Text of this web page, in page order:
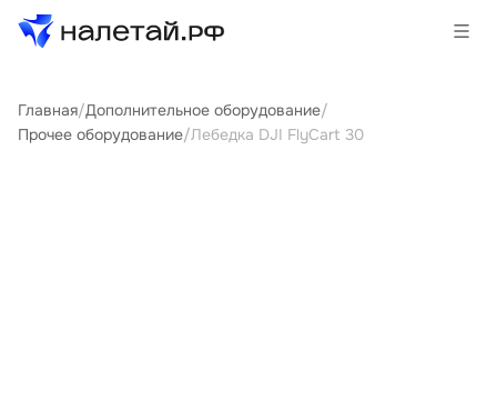
Товары
Главная/Дополнительное оборудование/
Прочее оборудование/Лебедка DJI FlyCart 30